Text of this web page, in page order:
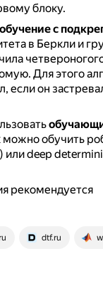
блоку.
обучение с
в Беркли и
Для этого
если он
обучить
или deep
рекомендуется
dtf.ru